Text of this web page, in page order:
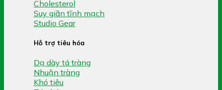
Cholesterol
Suy giãn tĩnh mạch
Studio Gear
Hỗ trợ tiêu hóa
Dạ dày tá tràng
Nhuận tràng
Khó tiêu